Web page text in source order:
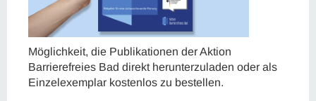
Möglichkeit, die Publikationen der Aktion
Barrierefreies Bad direkt herunterzuladen oder als
Einzelexemplar kostenlos zu bestellen.